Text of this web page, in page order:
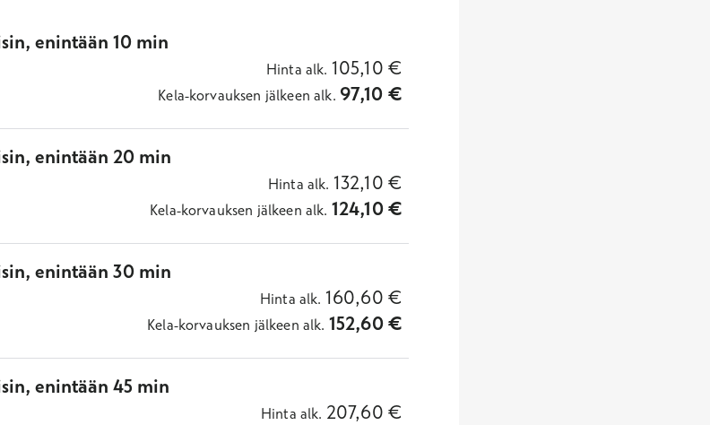
enintään 10 min
Hinta alk. 105,10 €
Kela-korvauksen jälkeen alk. 97,10 €
enintään 20 min
Hinta alk. 132,10 €
Kela-korvauksen jälkeen alk. 124,10€
enintään 30 min
Hinta alk. 160,60 €
Kela-korvauksen jälkeen alk. 152,60€
enintään 45 min
Hinta alk. 207,60 €